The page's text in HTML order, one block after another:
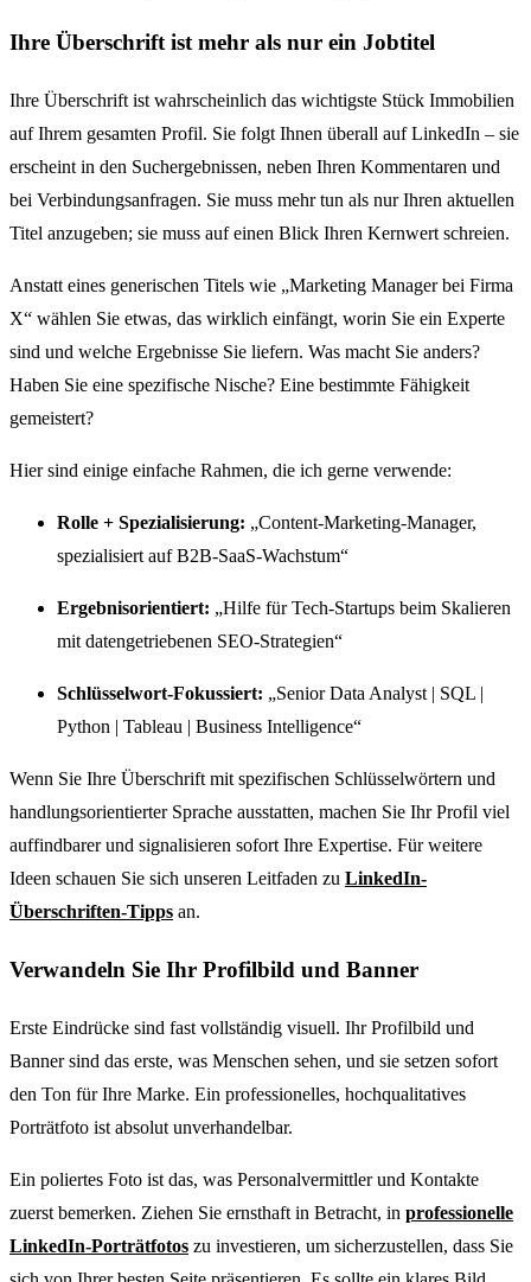
Ihre Überschrift ist mehr als nur ein Jobtitel
Ihre Überschrift ist wahrscheinlich das wichtigste Stück Immobilien
auf Ihrem gesamten Profil. Sie folgt Ihnen überall auf LinkedIn – sie
erscheint in den Suchergebnissen, neben Ihren Kommentaren und
bei Verbindungsanfragen. Sie muss mehr tun als nur Ihren aktuellen
Titel anzugeben; sie muss auf einen Blick Ihren Kernwert schreien.
Anstatt eines generischen Titels wie „Marketing Manager bei Firma
X“ wählen Sie etwas, das wirklich einfängt, worin Sie ein Experte
sind und welche Ergebnisse Sie liefern. Was macht Sie anders?
Haben Sie eine spezifische Nische? Eine bestimmte Fähigkeit
gemeistert?
Hier sind einige einfache Rahmen, die ich gerne verwende:
Rolle + Spezialisierung: „Content-Marketing-Manager,
spezialisiert auf B2B-SaaS-Wachstum“
Ergebnisorientiert: „Hilfe für Tech-Startups beim Skalieren
mit datengetriebenen SEO-Strategien“
Schlüsselwort-Fokussiert: „Senior Data Analyst | SQL |
Python | Tableau | Business Intelligence“
Wenn Sie Ihre Überschrift mit spezifischen Schlüsselwörtern und
handlungsorientierter Sprache ausstatten, machen Sie Ihr Profil viel
auffindbarer und signalisieren sofort Ihre Expertise. Für weitere
Ideen schauen Sie sich unseren Leitfaden zu LinkedIn-
Überschriften-Tipps an.
Verwandeln Sie Ihr Profilbild und Banner
Erste Eindrücke sind fast vollständig visuell. Ihr Profilbild und
Banner sind das erste, was Menschen sehen, und sie setzen sofort
den Ton für Ihre Marke. Ein professionelles, hochqualitatives
Porträtfoto ist absolut unverhandelbar.
Ein poliertes Foto ist das, was Personalvermittler und Kontakte
zuerst bemerken. Ziehen Sie ernsthaft in Betracht, in professionelle
LinkedIn-Porträtfotos zu investieren, um sicherzustellen, dass Sie